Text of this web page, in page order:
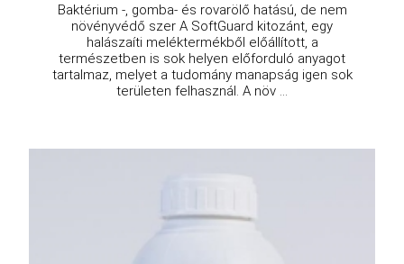
Baktérium -, gomba- és rovarölő hatású, de nem
növényvédő szer A SoftGuard kitozánt, egy
halászaíti meléktermékből előállított, a
természetben is sok helyen előforduló anyagot
tartalmaz, melyet a tudomány manapság igen sok
területen felhasznál. A növ ...